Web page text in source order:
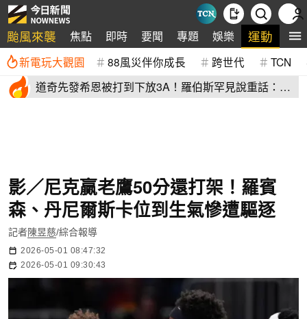
颱風來襲 焦點 即時 要聞 專題 娛樂 運動 全
新電玩大觀園 88風災伴你成長 跨世代 TCN
道奇先發希恩被打到下放3A！羅伯斯罕見說重話：他
影／尼克贏老鷹50分還打架！羅賓
森、丹尼爾斯卡位到生氣慘遭驅逐
記者陳昱慈/綜合報導
2026-05-01 08:47:32
2026-05-01 09:30:43